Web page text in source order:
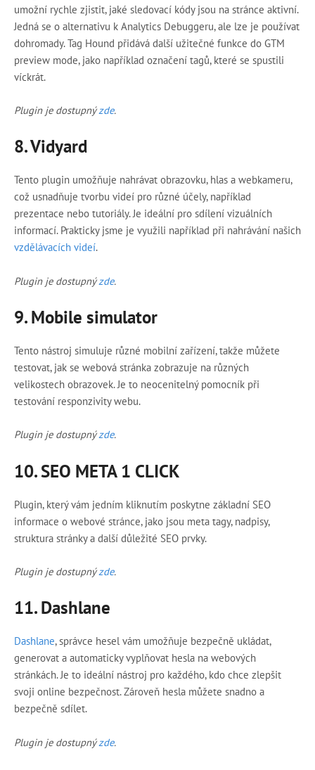
umožní rychle zjistit, jaké sledovací kódy jsou na stránce aktivní.
Jedná se o alternativu k Analytics Debuggeru, ale lze je používat
dohromady. Tag Hound přidává další užitečné funkce do GTM
preview mode, jako například označení tagů, které se spustili
víckrát.
Plugin je dostupnýzde.
8. Vidyard
Tento plugin umožňuje nahrávat obrazovku, hlas a webkameru,
což usnadňuje tvorbu videí pro různé účely, například
prezentace nebo tutoriály. Je ideální pro sdílení vizuálních
informací. Prakticky jsme je využili například při nahrávání našich
vzdělávacích videí.
Plugin je dostupnýzde.
9.Mobile simulator
Tento nástroj simuluje různé mobilní zařízení, takže můžete
testovat, jak se webová stránka zobrazuje na různých
velikostech obrazovek. Je to neocenitelný pomocník při
testování responzivity webu.
Plugin je dostupnýzde.
10.SEO META 1 CLICK
Plugin, který vám jedním kliknutím poskytne základní SEO
informace o webové stránce, jako jsou meta tagy, nadpisy,
struktura stránky a další důležité SEO prvky.
Plugin je dostupnýzde.
11.Dashlane
Dashlane, správce hesel vám umožňuje bezpečně ukládat,
generovat a automaticky vyplňovat hesla na webových
stránkách. Je to ideální nástroj pro každého, kdo chce zlepšit
svoji online bezpečnost. Zároveň hesla můžete snadno a
bezpečně sdílet.
Plugin je dostupnýzde.